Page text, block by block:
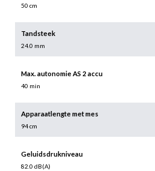
50 cm
Tandsteek
24.0 mm
Max. autonomie AS 2 accu
40 min
Apparaatlengte met mes
94 cm
Geluidsdrukniveau
82.0 dB(A)